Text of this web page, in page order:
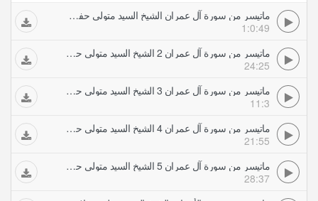
ماتيسر من سورة آل عمران الشيخ السيد متولي حفلات تلاوات مجودة
1:0:49
ماتيسر من سورة آل عمران 2 الشيخ السيد متولي حفلات تلاوات مجودة
24:25
ماتيسر من سورة آل عمران 3 الشيخ السيد متولي حفلات تلاوات مجودة
11:3
ماتيسر من سورة آل عمران 4 الشيخ السيد متولي حفلات تلاوات مجودة
21:55
ماتيسر من سورة آل عمران 5 الشيخ السيد متولي حفلات تلاوات مجودة
28:37